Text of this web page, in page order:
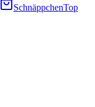
SchnäppchenTop